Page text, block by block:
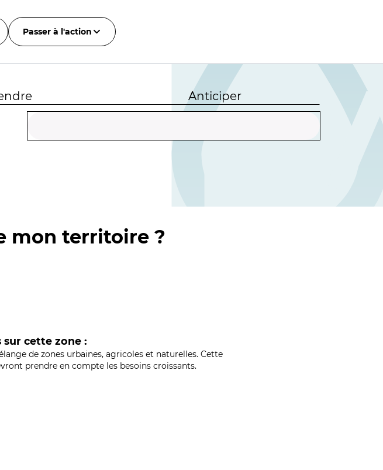
Passer à l'action
Anticiper
mon territoire ?
sur cette zone :
de zones urbaines, agricoles et naturelles. Cette
prendre en compte les besoins croissants.